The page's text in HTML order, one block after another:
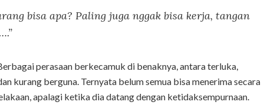
bisa apa? Paling juga nggak bisa kerja, tangan
perasaan berkecamuk di benaknya, antara terluka,
kurang berguna. Ternyata belum semua bisa menerima secara
apalagi ketika dia datang dengan ketidaksempurnaan.